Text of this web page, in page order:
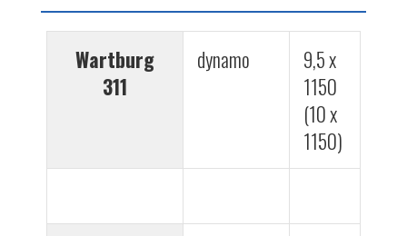
KONTAKT
Wartburg
311
dynamo
9,5 x
1150
(10 x
1150)